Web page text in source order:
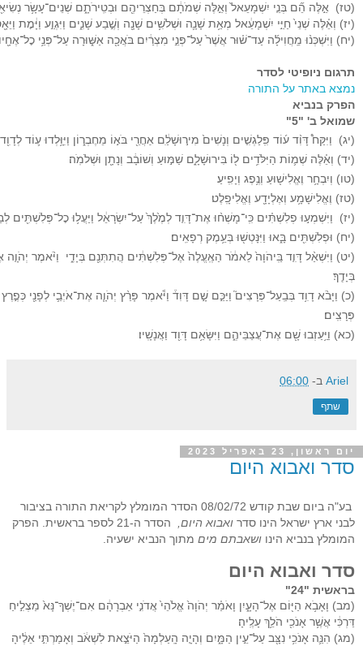
(טז) אֵ֣לֶּה הֵ֞ם בְּנֵ֤י יִשְׁמָעֵאל֙ וְאֵ֣לֶּה שְׁמֹתָ֔ם בְּחַצְרֵיהֶ֖ם וּבְטִֽירֹתָ֑ם שְׁנֵים־עָשָׂ֥ר
(יז) וְאֵ֗לֶּה שְׁנֵי֙ חַיֵּ֣י יִשְׁמָעֵ֔אל מְאַ֥ת שָׁנָ֛ה וּשְׁלֹשִׁ֥ים שָׁנָ֖ה וְשֶׁ֣בַע שָׁנִ֑ים וַיִּגְוַ֣ע וַיָּ֔מׇת
(יח) וַיִּשְׁכְּנ֨וּ מֵֽחֲוִילָ֜ה עַד־שׁ֗וּר אֲשֶׁר֙ עַל־פְּנֵ֣י מִצְרַ֔יִם בֹּאֲכָ֖ה אַשּׁ֑וּרָה עַל־פְּנֵ֥י כׇל־אֶחָ֖יו
תרגום ניופיטי לסדר
נמצא באתר על התורה
הפרק בנביא
שמואל ב' "5"
(יג) וַיִּקַּח֩ דָּוִ֨ד ע֜וֹד פִּֽלַגְשִׁ֤ים וְנָשִׁים֙ מִיר֣וּשָׁלַ֔͏ִם אַחֲרֵ֖י בֹּא֣וֹ מֵחֶבְר֑וֹן וַיִּוָּ֥לְדוּ ע֛וֹד לְדָוִ֖ד
(יד) וְאֵ֗לֶּה שְׁמ֛וֹת הַיִּלֹּדִ֥ים ל֖וֹ בִּירוּשָׁלָ֑͏ִם שַׁמּ֣וּעַ וְשׁוֹבָ֔ב וְנָתָ֖ן וּשְׁלֹמֹֽה׃
(טו) וְיִבְחָ֥ר וֶאֱלִישׁ֖וּעַ וְנֶ֥פֶג וְיָפִֽיעַ׃
(טז) וֶאֱלִישָׁמָ֥ע וְאֶלְיָדָ֖ע וֶאֱלִיפָֽלֶט׃
(יז) וַיִּשְׁמְע֣וּ פְלִשְׁתִּ֗ים כִּֽי־מָשְׁח֨וּ אֶת־דָּוִ֤ד לְמֶ֙לֶךְ֙ עַל־יִשְׂרָאֵ֔ל וַיַּעֲל֥וּ כׇל־פְּלִשְׁתִּ֖ים
(יח) וּפְלִשְׁתִּ֖ים בָּ֑אוּ וַיִּנָּטְשׁ֖וּ בְּעֵ֥מֶק רְפָאִֽים׃
(יט) וַיִּשְׁאַ֨ל דָּוִ֤ד בַּֽיהֹוָה֙ לֵאמֹ֔ר הַאֶֽעֱלֶה֙ אֶל־פְּלִשְׁתִּ֔ים הֲתִתְּנֵ֖ם בְּיָדִ֑י וַיֹּ֨אמֶר יְהֹוָ֤ה
בְּיָדֶֽךָ׃
(כ) וַיָּבֹ֨א דָוִ֥ד בְּבַֽעַל־פְּרָצִים֮ וַיַּכֵּ֣ם שָׁ֣ם דָּוִד֒ וַיֹּ֕אמֶר פָּרַ֨ץ יְהֹוָ֧ה אֶת־אֹיְבַ֛י לְפָנַ֖י
פְּרָצִֽים׃
(כא) וַיַּ֥עַזְבוּ שָׁ֖ם אֶת־עֲצַבֵּיהֶ֑ם וַיִּשָּׂאֵ֥ם דָּוִ֖ד וַאֲנָשָֽׁיו׃
Ariel ב- 06:00
שתף
יום ראשון, 23 באפריל 2023
סדר ואבוא היום
בע"ה ביום שבת קודש 08/02/72 הסדר המומלץ לקריאת התורה בציבור
לבני ארץ ישראל הינו סדר ואבוא היום,
הסדר ה-21 לספר בראשית. הפרק
המומלץ בנביא הינו ושאבתם מים מתוך הנביא ישעיה.
סדר ואבוא היום
בראשית "24"
(מב) וָאָבֹ֥א הַיּ֖וֹם אֶל־הָעָ֑יִן וָאֹמַ֗ר יְהֹוָה֙ אֱלֹהֵי֙ אֲדֹנִ֣י אַבְרָהָ֔ם אִם־יֶשְׁךָ־נָּא֙ מַצְלִ֣יחַ
דַּרְכִּ֔י אֲשֶׁ֥ר אָנֹכִ֖י הֹלֵ֥ךְ עָלֶֽיהָ׃
(מג) הִנֵּ֛ה אָנֹכִ֥י נִצָּ֖ב עַל־עֵ֣ין הַמָּ֑יִם וְהָיָ֤ה הָֽעַלְמָה֙ הַיֹּצֵ֣את לִשְׁאֹ֔ב וְאָמַרְתִּ֣י אֵלֶ֔יהָ